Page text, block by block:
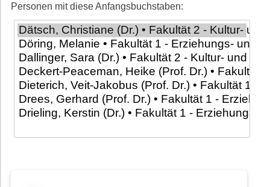
Personen mit diese Anfangsbuchstaben: